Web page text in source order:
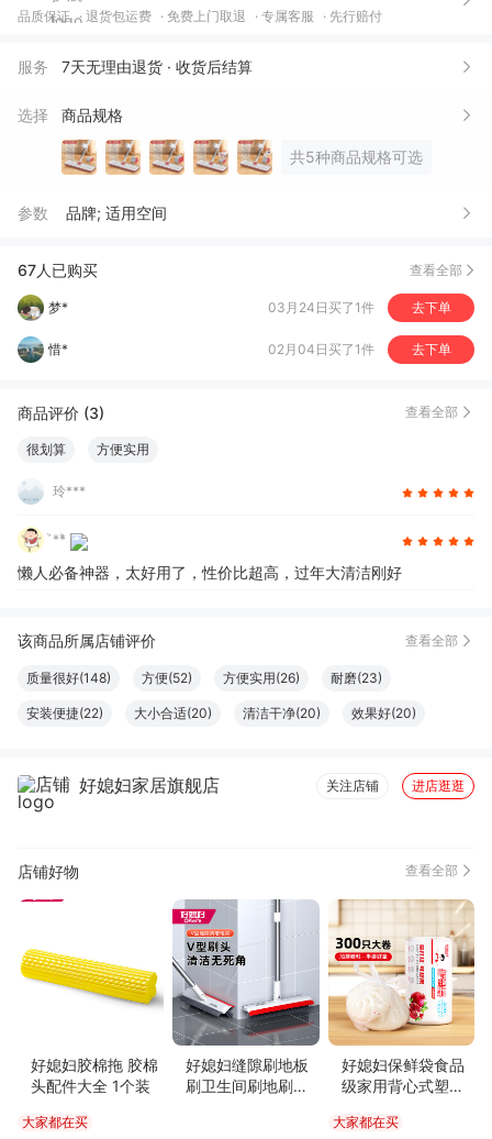
品质保证 退货包运费 免费上门取退 专属客服 先行赔付
服务 7天无理由退货 · 收货后结算
选择 商品规格
共5种商品规格可选
参数 品牌; 适用空间
67人已购买 查看全部
叶*妹 06月09日买了1件
明**好
科***锋 05月04日买了1件
小*
知**乐 去下单
梦* 03月24日买了1件 去下单
惜* 02月04日买了1件 去下单
商品评价 (3) 查看全部
很划算 方便实用
玲***
**
懒人必备神器，太好用了，性价比超高，过年大清洁刚好
该商品所属店铺评价 查看全部
质量很好(148) 方便(52) 方便实用(26) 耐磨(23)
安装便捷(22) 大小合适(20) 清洁干净(20) 效果好(20)
分量充足(15) 坚固耐用(14) 款式好看(12)
好媳妇家居旗舰店 关注店铺 进店逛逛
店铺好物 查看全部
好媳妇胶棉拖 胶棉
头配件大全 1个装
大家都在买
好媳妇缝隙刷地板
刷卫生间刷地刷硬
好媳妇保鲜袋食品
级家用背心式塑料
箱专用食品袋
大家都在买